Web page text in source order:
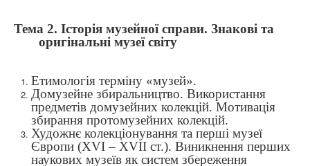
Тема 2. Історія музейної справи. Знакові та
оригінальні музеї світу
Етимологія терміну «музей».
Домузейне збиральництво. Використання
предметів домузейних колекцій. Мотивація
збирання протомузейних колекцій.
Художнє колекціонування та перші музеї
Європи (XVI – XVII ст.). Виникнення перших
наукових музеїв як систем збереження